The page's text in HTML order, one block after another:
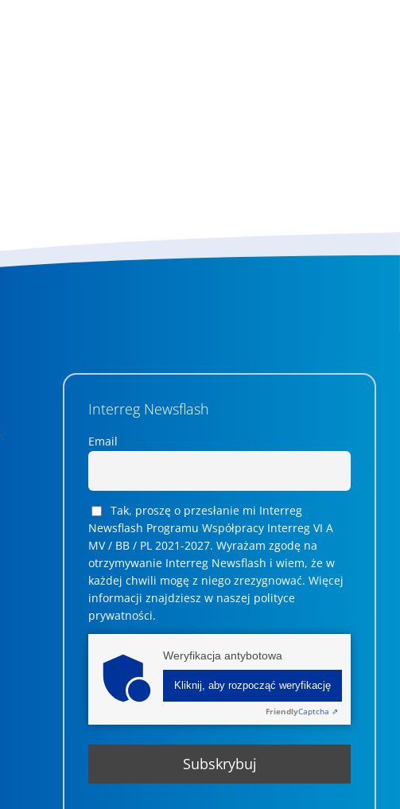
Interreg Newsflash
Email
Tak, proszę o przesłanie mi Interreg
Newsflash Programu Współpracy Interreg VI A
MV / BB / PL 2021-2027. Wyrażam zgodę na
otrzymywanie Interreg Newsflash i wiem, że w
każdej chwili mogę z niego zrezygnować. ­­Więcej
informacji znajdziesz w naszej polityce
prywatności.
Weryfikacja antybotowa
Kliknij, aby rozpocząć weryfikację
FriendlyCaptcha ⇗